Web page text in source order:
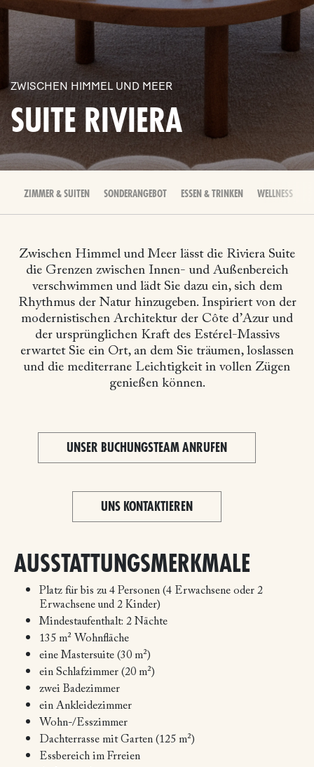
ZWISCHEN HIMMEL UND MEER
SUITE RIVIERA
ZIMMER & SUITEN SONDERANGEBOT ESSEN & TRINKEN WELLNESS
Zwischen Himmel und Meer lässt die Riviera Suite
die Grenzen zwischen Innen- und Außenbereich
verschwimmen und lädt Sie dazu ein, sich dem
Rhythmus der Natur hinzugeben. Inspiriert von der
modernistischen Architektur der Côte d’Azur und
der ursprünglichen Kraft des Estérel-Massivs
erwartet Sie ein Ort, an dem Sie träumen, loslassen
und die mediterrane Leichtigkeit in vollen Zügen
genießen können.
UNSER BUCHUNGSTEAM ANRUFEN
UNS KONTAKTIEREN
AUSSTATTUNGSMERKMALE
Platz für bis zu 4 Personen (4 Erwachsene oder 2
Erwachsene und 2 Kinder)
Mindestaufenthalt: 2 Nächte
135 m² Wohnfläche
eine Mastersuite (30 m²)
ein Schlafzimmer (20 m²)
zwei Badezimmer
ein Ankleidezimmer
Wohn-/Esszimmer
Dachterrasse mit Garten (125 m²)
Essbereich im Frreien